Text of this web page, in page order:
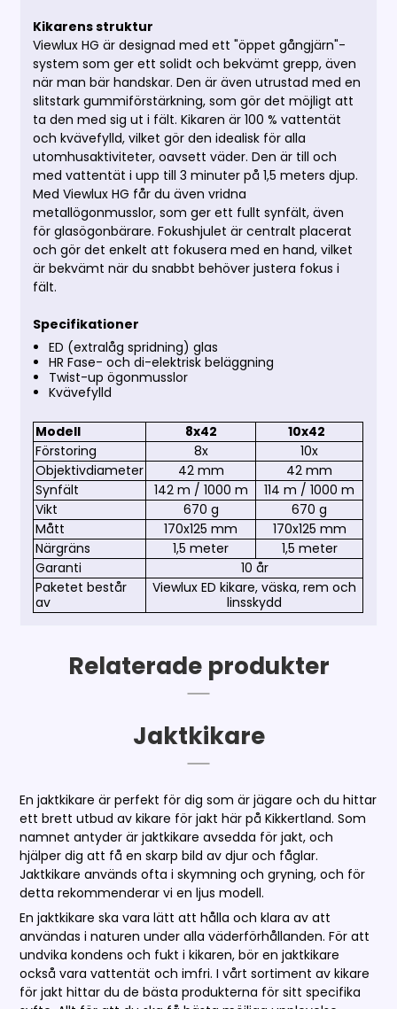
Kikarens struktur
Viewlux HG är designad med ett "öppet gångjärn"-
system som ger ett solidt och bekvämt grepp, även
när man bär handskar. Den är även utrustad med en
slitstark gummiförstärkning, som gör det möjligt att
ta den med sig ut i fält. Kikaren är 100 % vattentät
och kvävefylld, vilket gör den idealisk för alla
utomhusaktiviteter, oavsett väder. Den är till och
med vattentät i upp till 3 minuter på 1,5 meters djup.
Med Viewlux HG får du även vridna
metallögonmusslor, som ger ett fullt synfält, även
för glasögonbärare. Fokushjulet är centralt placerat
och gör det enkelt att fokusera med en hand, vilket
är bekvämt när du snabbt behöver justera fokus i
fält.
Specifikationer
ED (extralåg spridning) glas
HR Fase- och di-elektrisk beläggning
Twist-up ögonmusslor
Kvävefylld
Modell 8x42
10x42
Förstoring
8x
10x
Objektivdiameter
42 mm
42 mm
Synfält
142 m / 1000 m
114 m / 1000 m
Vikt
670 g
670 g
Mått
170x125 mm
170x125 mm
Närgräns
1,5 meter
1,5 meter
Garanti
10 år
Paketet består
av
Viewlux ED kikare, väska, remoch
linsskydd
Relaterade produkter
Jaktkikare
En jaktkikare är perfekt för dig som är jägare och du hittar
ett brett utbud av kikare för jakt här på Kikkertland. Som
namnet antyder är jaktkikare avsedda för jakt, och
hjälper dig att få en skarp bild av djur och fåglar.
Jaktkikare används ofta i skymning och gryning, och för
detta rekommenderar vi en ljus modell.
En jaktkikare ska vara lätt att hålla och klara av att
användas i naturen under alla väderförhållanden. För att
undvika kondens och fukt i kikaren, bör en jaktkikare
också vara vattentät och imfri. I vårt sortiment av kikare
för jakt hittar du de bästa produkterna för sitt specifika